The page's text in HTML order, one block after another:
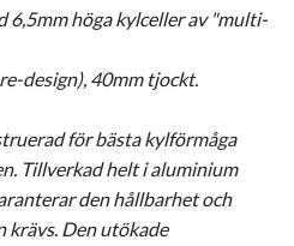
6,5mm höga kylceller av "multi-
design), 40mm tjockt.
för bästa kylförmåga
Tillverkad helt i aluminium
den hållbarhet och
krävs. Den utökade